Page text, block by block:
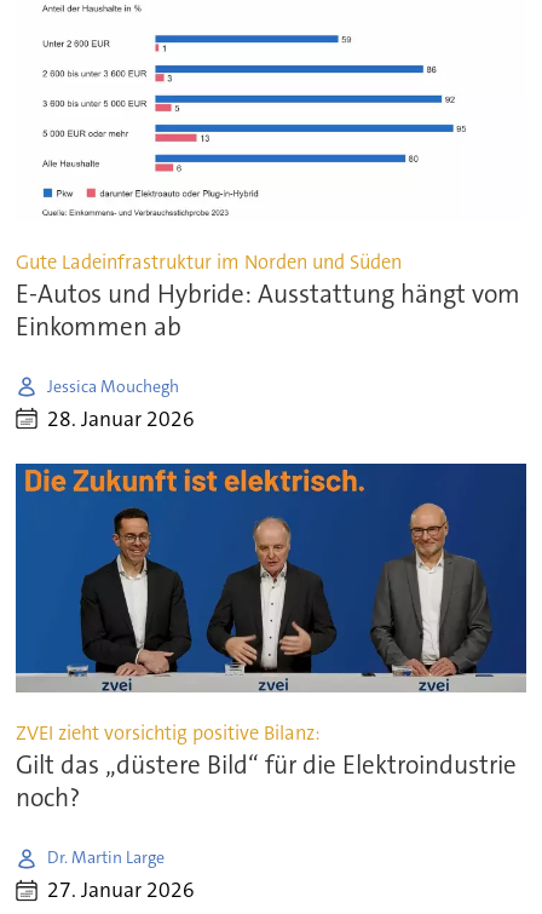
Gute Ladeinfrastruktur im Norden und Süden
E-Autos und Hybride: Ausstattung hängt vom
Einkommen ab
Jessica Mouchegh
28. Januar 2026
ZVEI zieht vorsichtig positive Bilanz:
Gilt das „düstere Bild“ für die Elektroindustrie
noch?
Dr. Martin Large
27. Januar 2026